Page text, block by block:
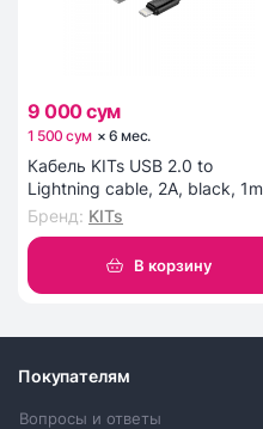
9 000 сум
1 500 сум × 6 мес.
Кабель KITs USB 2.0 to
Lightning cable, 2A, black, 1m
(KITS-W-003)
Бренд: KITs
В корзину
Покупателям
Вопросы и ответы